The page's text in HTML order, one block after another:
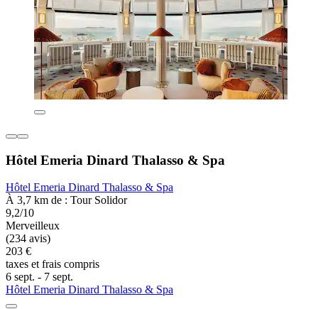
Hôtel Emeria Dinard Thalasso & Spa
Hôtel Emeria Dinard Thalasso & Spa
À 3,7 km de : Tour Solidor
9,2/10
Merveilleux
(234 avis)
203 €
taxes et frais compris
6 sept. - 7 sept.
Hôtel Emeria Dinard Thalasso & Spa